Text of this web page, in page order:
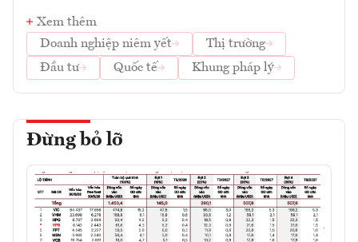
Xem thêm
Doanh nghiệp niêm yết
Thị trường
Đầu tư
Quốc tế Khung pháp lý
Đừng bỏ lỡ